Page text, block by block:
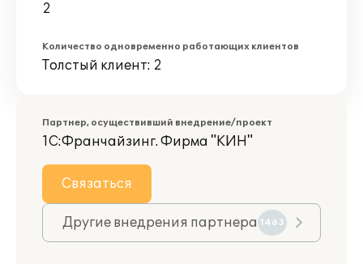
2
Количество одновременно работающих клиентов
Толстый клиент: 2
Партнер, осуществивший внедрение/проект
1С:Франчайзинг. Фирма "КИН"
Связаться
Другие внедрения партнера 1463